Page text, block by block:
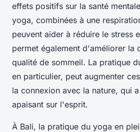
effets positifs sur la santé
yoga, combinées à une
peuvent aider à réduire le stress
permet également d'améliorer la
qualité de sommeil. La pratique
en particulier, peut augmenter
la connexion avec la nature, qui
apaisant sur l'esprit.
À Bali, la pratique du yoga en